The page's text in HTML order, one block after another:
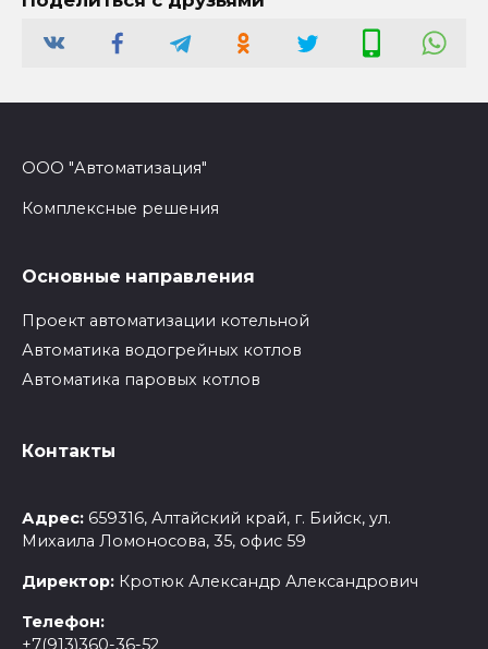
ООО "Автоматизация"
Комплексные решения
Основные направления
Проект автоматизации котельной
Автоматика водогрейных котлов
Автоматика паровых котлов
Контакты
Адрес: 659316, Алтайский край, г. Бийск, ул.
Михаила Ломоносова, 35, офис 59
Директор: Кротюк Александр Александрович
Телефон:
+7(913)360-36-52